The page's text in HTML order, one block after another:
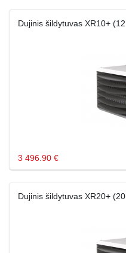
Dujinis šildytuvas XR10+
3 496.90 €
Dujinis šildytuvas XR20+